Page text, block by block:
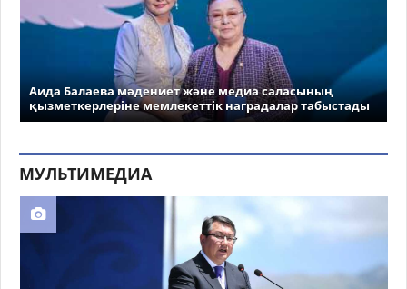
Аида Балаева мәдениет және медиа саласының
қызметкерлеріне мемлекеттік наградалар табыстады
МУЛЬТИМЕДИА